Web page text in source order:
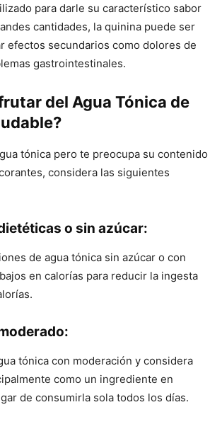
para darle su característico sabor
cantidades, la quinina puede ser
efectos secundarios como dolores de
gastrointestinales.
del Agua Tónica de
tónica pero te preocupa su contenido
considera las siguientes
o sin azúcar:
de agua tónica sin azúcar o con
en calorías para reducir la ingesta
tónica con moderación y considera
como un ingrediente en
de consumirla sola todos los días.